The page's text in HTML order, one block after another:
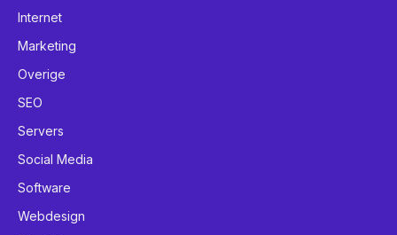
Internet
Marketing
Overige
SEO
Servers
Social Media
Software
Webdesign